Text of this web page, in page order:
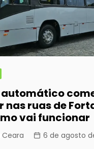
automático
nas ruas de
vai funcionar
6 de agosto